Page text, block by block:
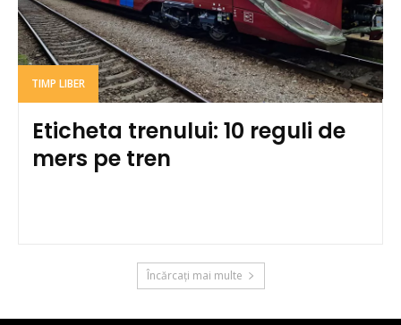
TIMP LIBER
Eticheta trenului: 10 reguli de
mers pe tren
Încărcați mai multe